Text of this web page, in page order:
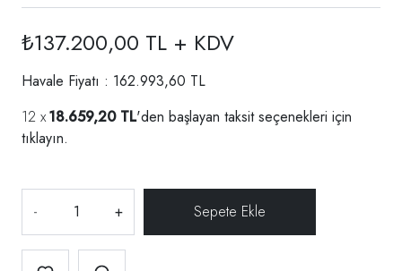
₺137.200,00 TL + KDV
Havale Fiyatı : 162.993,60 TL
18.659,20 TL'den başlayan taksit seçenekleri için
tıklayın.
- +